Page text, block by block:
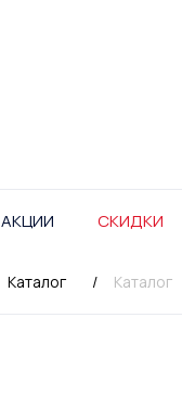
АКЦИИ СКИДКИ
Каталог / Каталог